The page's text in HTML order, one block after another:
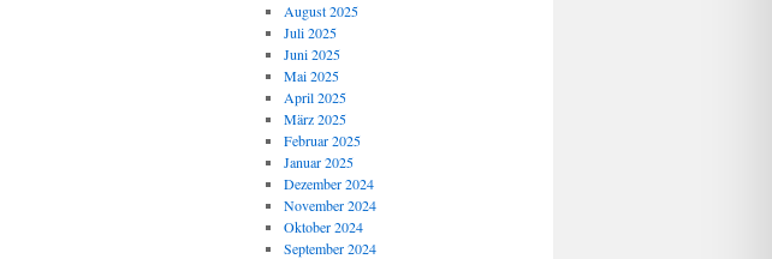
August 2025
Juli 2025
Juni 2025
Mai 2025
April 2025
März 2025
Februar 2025
Januar 2025
Dezember 2024
November 2024
Oktober 2024
September 2024